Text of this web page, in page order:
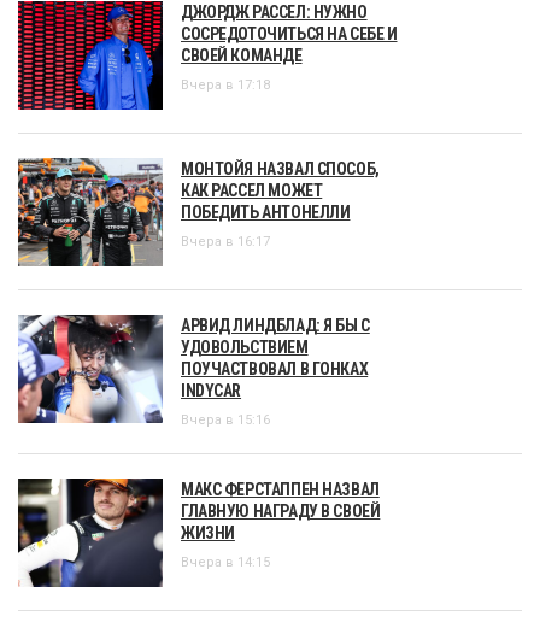
ДЖОРДЖ РАССЕЛ: НУЖНО
СОСРЕДОТОЧИТЬСЯ НА СЕБЕ И
СВОЕЙ КОМАНДЕ
Вчера в 17:18
МОНТОЙЯ НАЗВАЛ СПОСОБ,
КАК РАССЕЛ МОЖЕТ
ПОБЕДИТЬ АНТОНЕЛЛИ
Вчера в 16:17
АРВИД ЛИНДБЛАД: Я БЫ С
УДОВОЛЬСТВИЕМ
ПОУЧАСТВОВАЛ В ГОНКАХ
INDYCAR
Вчера в 15:16
МАКС ФЕРСТАППЕН НАЗВАЛ
ГЛАВНУЮ НАГРАДУ В СВОЕЙ
ЖИЗНИ
Вчера в 14:15